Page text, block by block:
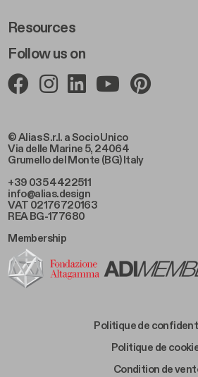
© Alias S.r.l. a Socio Unico
Via delle Marine 5, 24064
Grumello del Monte (BG) Italy
+39 035 4422511
info@alias.design
VAT 02176720163
REA BG-177680
Follow us on
Resources
Membership
Footer Bottom Left
Politique de
Footer Bottom Left
Politique de
Footer Bottom Right
Condition de